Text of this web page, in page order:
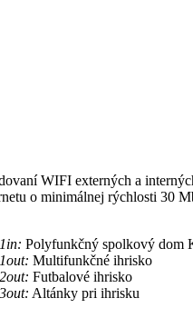
WIFI externých a
o minimálnej rýchlosti 30
Polyfunkčný spolkový dom
Multifunkčné ihrisko
Futbalové ihrisko
Altánky pri ihrisku